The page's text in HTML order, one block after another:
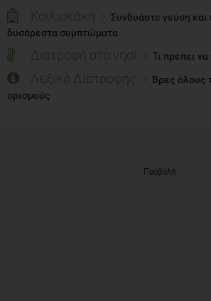
Κοιλιοκάκη
Συνδυάστε γεύση και
δυσάρεστα συμπτώματα
Διατροφή στο νησί Τι πρέπει
Λεξικό Διατροφής
Βρες όλους
ορισμούς
Προβολή